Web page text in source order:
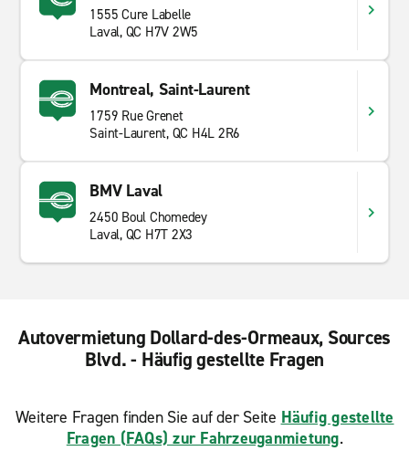
1555 Cure Labelle
Laval, QC H7V 2W5
Montreal, Saint-Laurent
1759 Rue Grenet
Saint-Laurent, QC H4L 2R6
BMV Laval
2450 Boul Chomedey
Laval, QC H7T 2X3
Autovermietung Dollard-des-Ormeaux, Sources
Blvd. - Häufig gestellte Fragen
Weitere Fragen finden Sie auf der Seite Häufig gestellte
Fragen (FAQs) zur Fahrzeuganmietung.